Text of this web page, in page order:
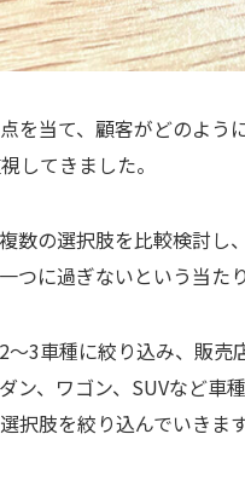
を当て、顧客がどのよう
してきました。
数の選択肢を比較検討し
に過ぎないという当た
3車種に絞り込み、販売
ン、ワゴン、SUVなど車
肢を絞り込んでいきます